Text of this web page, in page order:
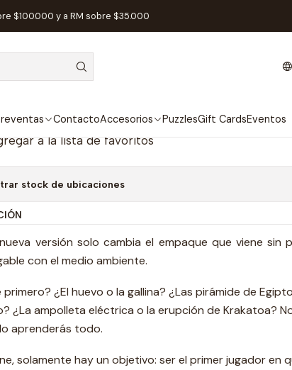
ContactoAccesorios PuzzlesGift CardsEventos
$100.000 y a RM sobre $35.000
Eco- Juego de mesa - Español
Clásico Eco- Juego de
a la lista de favoritos
stock de ubicaciones
versión solo cambia el empaque que viene sin
con el medio ambiente.
primero? ¿El huevo o la gallina? ¿Las pirámide de
¿La ampolleta eléctrica o la erupción de Krakatoa?
aprenderás todo.
solamente hay un objetivo: ser el primer jugador en